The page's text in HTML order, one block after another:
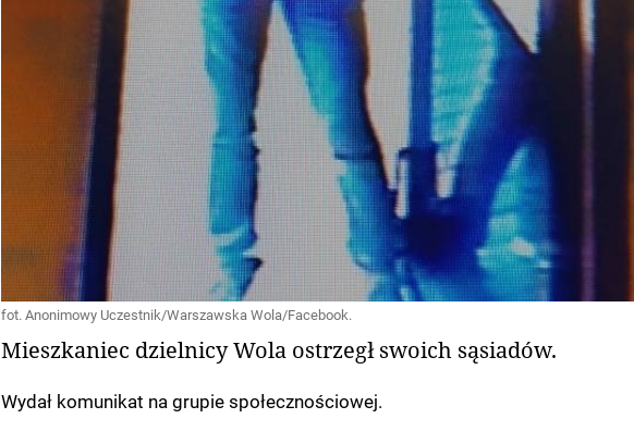
fot. Anonimowy Uczestnik/Warszawska Wola/Facebook.
Mieszkaniec dzielnicy Wola ostrzegł swoich sąsiadów.
Wydał komunikat na grupie społecznościowej.